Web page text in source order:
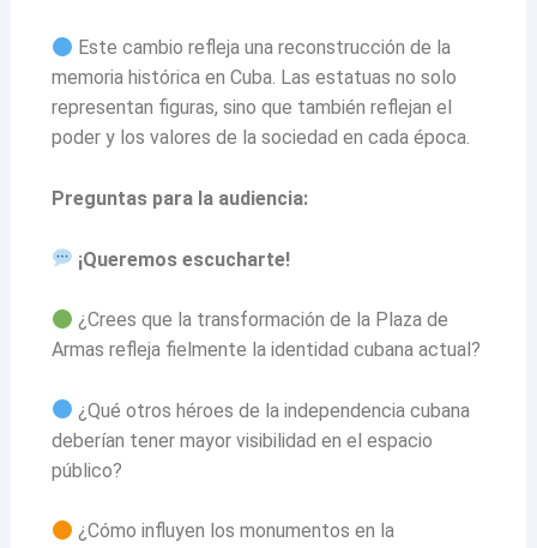
Este cambio refleja una reconstrucción de la
memoria histórica en Cuba. Las estatuas no solo
representan figuras, sino que también reflejan el
poder y los valores de la sociedad en cada época.
Preguntas para la audiencia:
¡Queremos escucharte!
¿Crees que la transformación de la Plaza de
Armas refleja fielmente la identidad cubana actual?
¿Qué otros héroes de la independencia cubana
deberían tener mayor visibilidad en el espacio
público?
¿Cómo influyen los monumentos en la